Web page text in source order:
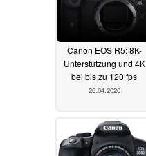
Canon EOS R5: 8K-
Unterstützung und 4K
bei bis zu 120 fps
26.04.2020